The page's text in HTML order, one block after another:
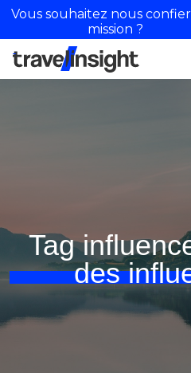
Tag
des
Vous souhaitez nous
mission ?